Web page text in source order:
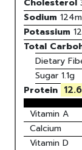
Sodium 124
Potassium
Total
Dietary
Sugar 1.1g
Protein 12.6
Vitamin A
Calcium
Vitamin D